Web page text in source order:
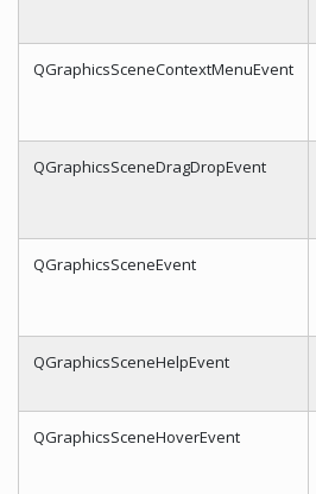
QGraphicsSceneContextMenuEvent
QGraphicsSceneDragDropEvent
QGraphicsSceneEvent
QGraphicsSceneHelpEvent
QGraphicsSceneHoverEvent